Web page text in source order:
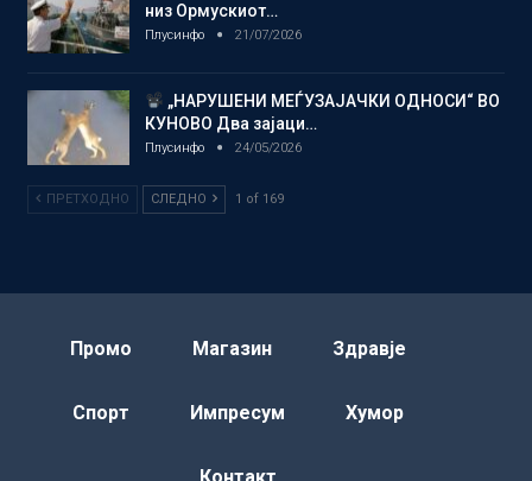
низ Ормускиот…
Плусинфо 21/07/2026
„НАРУШЕНИ МЕЃУЗАЈАЧКИ ОДНОСИ“ ВО
КУНОВО Два зајаци…
Плусинфо 24/05/2026
ПРЕТХОДНО СЛЕДНО 1 of 169
Промо Магазин Здравје
Спорт Импресум Хумор